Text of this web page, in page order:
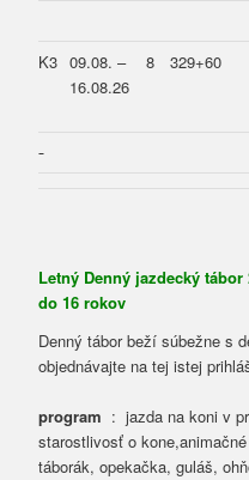
K3 09.08. –
16.08.26
8 329+60
Letný Denný jazdecký
do 16 rokov
Denný tábor beží súbežne s
objednávajte na tej istej
program : jazda na koni v
starostlivosť o
táborák, opekačka, guláš,